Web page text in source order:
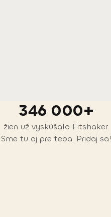
346 000+
žien už vyskúšalo Fitshaker.
Sme tu aj pre teba. Pridaj sa!